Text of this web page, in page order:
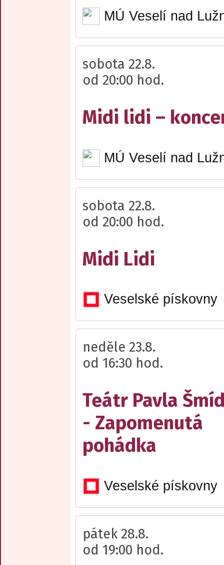
MÚ Veselí nad
sobota 22.8.
od 20:00 hod.
Midi lidi –
MÚ Veselí nad
sobota 22.8.
od 20:00 hod.
Midi Lidi
Veselské pískovny
neděle 23.8.
od 16:30 hod.
Teátr Pavla
- Zapomenutá
pohádka
Veselské pískovny
pátek 28.8.
od 19:00 hod.